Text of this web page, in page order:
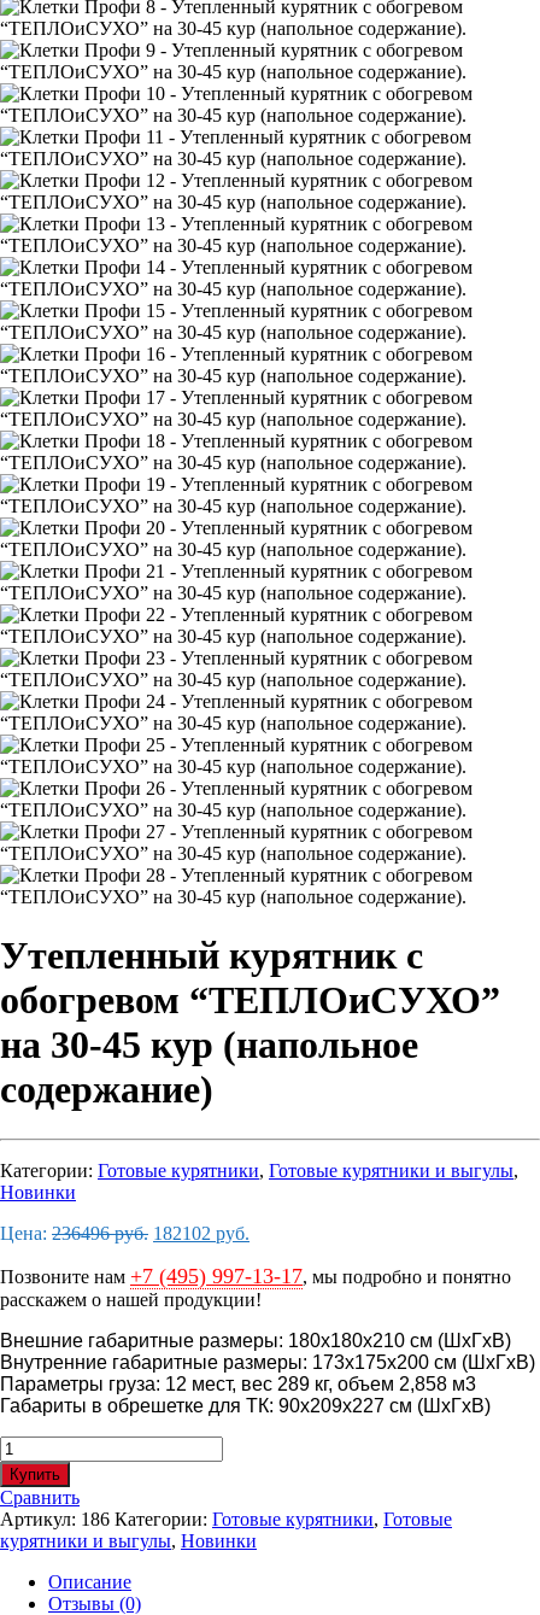
Утепленный курятник с
обогревом “ТЕПЛОиСУХО”
на 30-45 кур (напольное
содержание)
Категории: Готовые курятники, Готовые курятники и выгулы,
Новинки
Цена: 236496руб. Первоначальная
составляла
236496
182102 руб.
182102
руб..
Позвоните нам +7 (495) 997-13-17, мы подробно и понятно
расскажем о нашей продукции!
Внешние габаритные размеры: 180х180х210 см (ШхГхВ)
Внутренние габаритные размеры: 173х175х200 см (ШхГхВ)
Параметры груза: 12 мест, вес 289 кг, объем 2,858 м3
Габариты в обрешетке для ТК: 90х209х227 см (ШхГхВ)
Количество
товара
Утепленный
курятник
с
обогревом
“ТЕПЛОиСУХО”
Купить
Сравнить
Артикул: 186 Категории: Готовые курятники, Готовые
курятники и выгулы, Новинки
Описание
Отзывы (0)